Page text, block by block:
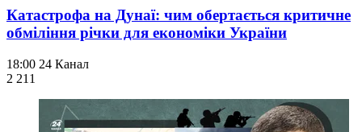
Катастрофа на Дунаї: чим обертається критичне
обміління річки для економіки України
18:00 24 Канал
2 211